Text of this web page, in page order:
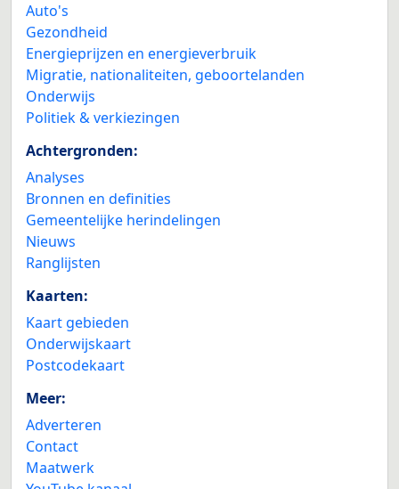
Auto's
Gezondheid
Energieprijzen en energieverbruik
Migratie, nationaliteiten, geboortelanden
Onderwijs
Politiek & verkiezingen
Achtergronden:
Analyses
Bronnen en definities
Gemeentelijke herindelingen
Nieuws
Ranglijsten
Kaarten:
Kaart gebieden
Onderwijskaart
Postcodekaart
Meer:
Adverteren
Contact
Maatwerk